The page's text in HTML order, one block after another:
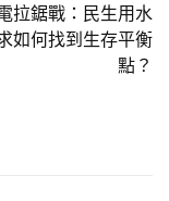
拉鋸戰：民生用水
如何找到生存平衡
點？